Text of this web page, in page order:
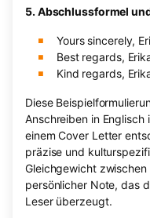
5. Abschlussformel
Yours sincerely,
Best regards,
Kind regards,
Diese
Anschreiben in
einem Cover Letter
präzise und
Gleichgewicht
persönlicher Note, das
Leser überzeugt.